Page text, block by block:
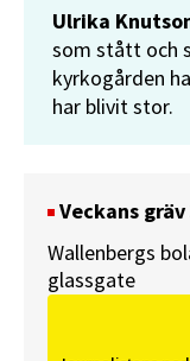
Ulrika
som stått och
kyrkogården
har blivit stor.
Veckans gräv
Wallenbergs
glassgate